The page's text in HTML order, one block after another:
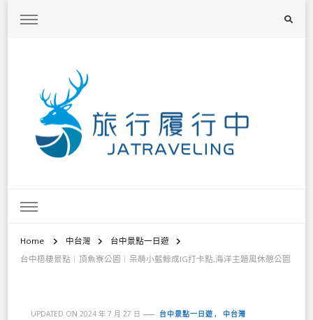
Home 中台灣
台中景點一日遊
台中梧棲景點｜頂魚寮公園｜呆萌小藍鯨成IG打卡點,海洋主題風休憩公園
UPDATED ON 2024 年 7 月 27 日 台中景點一日遊 中台灣